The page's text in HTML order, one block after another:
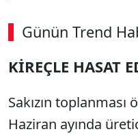
Günün Trend
KİREÇLE HASAT
Sakızın toplanması
Haziran ayında